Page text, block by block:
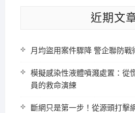
近期文
月均盜用案件驟降 警企聯防戰
模擬感染性液體噴濺處置：從
員的救命演練
斷網只是第一步！從源頭打擊